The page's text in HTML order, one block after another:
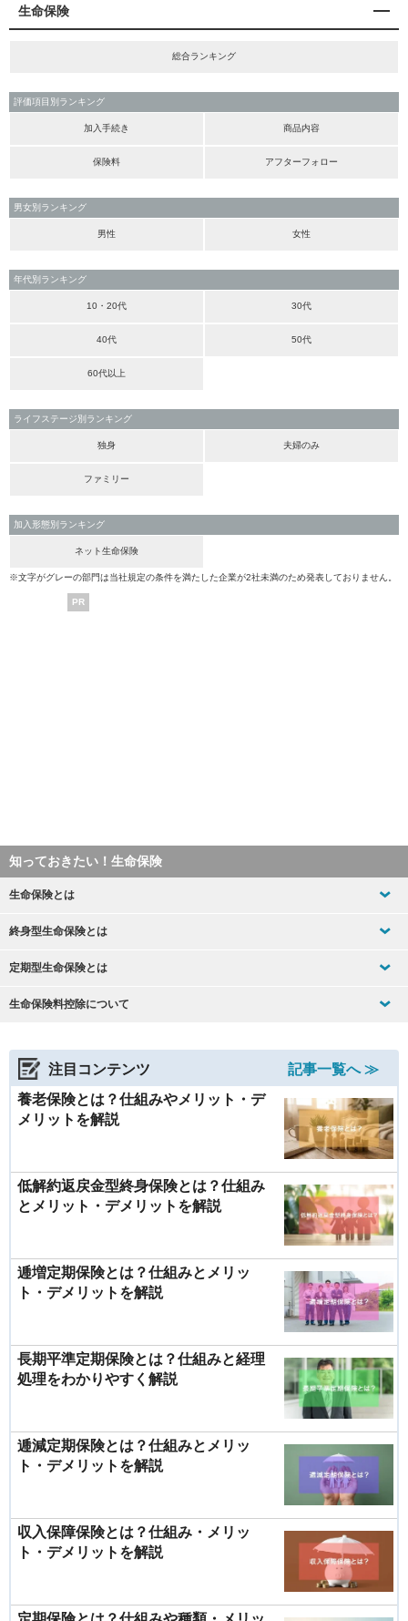
生命保険
総合ランキング
評価項目別ランキング
加入手続き 商品内容
保険料 アフターフォロー
男女別ランキング
男性 女性
年代別ランキング
10・20代 30代
40代 50代
60代以上
ライフステージ別ランキング
独身 夫婦のみ
ファミリー
加入形態別ランキング
ネット生命保険
※文字がグレーの部門は当社規定の条件を満たした企業が2社未満のため発表しておりません。
PR
知っておきたい！生命保険
生命保険とは
終身型生命保険とは
定期型生命保険とは
生命保険料控除について
注目コンテンツ
記事一覧へ ≫
養老保険とは？仕組みやメリット・デ
メリットを解説
低解約返戻金型終身保険とは？仕組み
とメリット・デメリットを解説
逓増定期保険とは？仕組みとメリッ
ト・デメリットを解説
長期平準定期保険とは？仕組みと経理
処理をわかりやすく解説
逓減定期保険とは？仕組みとメリッ
ト・デメリットを解説
収入保障保険とは？仕組み・メリッ
ト・デメリットを解説